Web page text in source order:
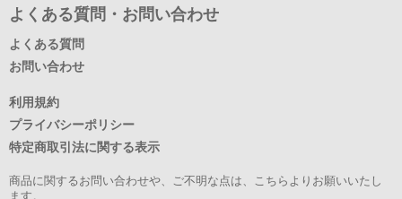
よくある質問・お問い合わせ
よくある質問
お問い合わせ
利用規約
プライバシーポリシー
特定商取引法に関する表示
商品に関するお問い合わせや、ご不明な点は、こちらよりお願いいたし
ます。